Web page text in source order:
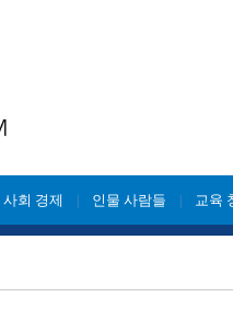
사회 경제 인물 사람들 교육